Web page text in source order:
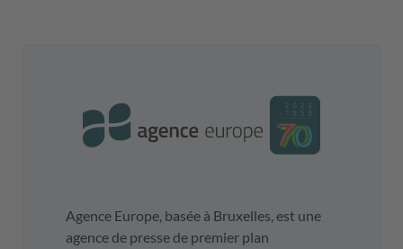
Agence Europe, basée à Bruxelles, est une
agence de presse de premier plan